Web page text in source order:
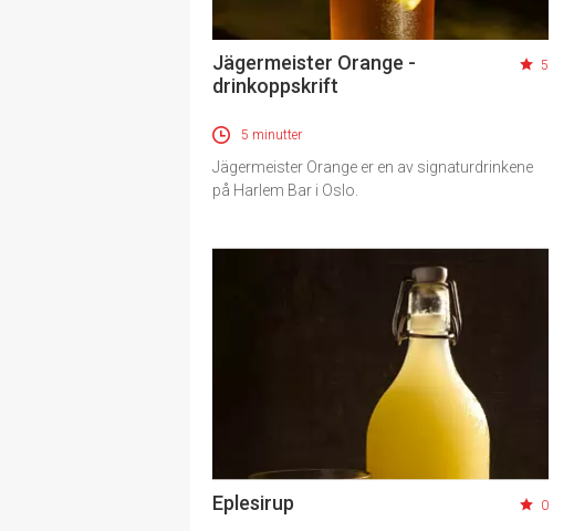
Jägermeister Orange -
drinkoppskrift
5
5 minutter
Jägermeister Orange er en av signaturdrinkene
på Harlem Bar i Oslo.
Eplesirup 0